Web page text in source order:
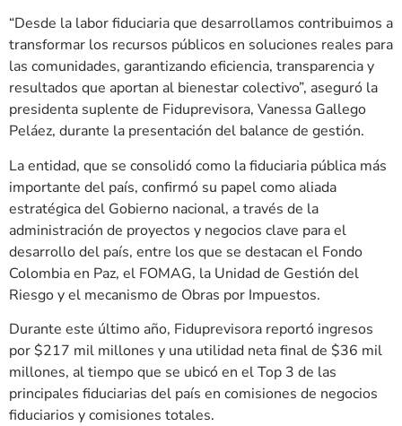
“Desde la labor fiduciaria que desarrollamos contribuimos a
transformar los recursos públicos en soluciones reales para
las comunidades, garantizando eficiencia, transparencia y
resultados que aportan al bienestar colectivo”, aseguró la
presidenta suplente de Fiduprevisora, Vanessa Gallego
Peláez, durante la presentación del balance de gestión.
La entidad, que se consolidó como la fiduciaria pública más
importante del país, confirmó su papel como aliada
estratégica del Gobierno nacional, a través de la
administración de proyectos y negocios clave para el
desarrollo del país, entre los que se destacan el Fondo
Colombia en Paz, el FOMAG, la Unidad de Gestión del
Riesgo y el mecanismo de Obras por Impuestos.
Durante este último año, Fiduprevisora reportó ingresos
por $217 mil millones y una utilidad neta final de $36 mil
millones, al tiempo que se ubicó en el Top 3 de las
principales fiduciarias del país en comisiones de negocios
fiduciarios y comisiones totales.